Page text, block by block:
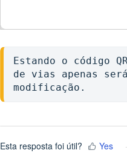
Estando o código
de vias apenas
modificação.
Esta resposta foi útil? Yes